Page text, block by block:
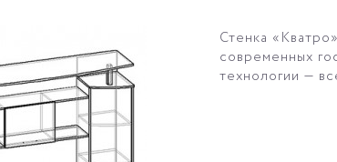
Стенка
современных
технологии —